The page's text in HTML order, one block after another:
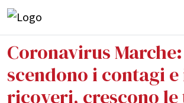
Coronavirus Marche:
scendono i contagi e
ricoveri, crescono le